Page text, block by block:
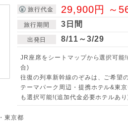
旅行代金 29,900円 ～
旅行期間 3日間
出発日 8/11～3/29
JR座席をシートマップから選択可
合)
往復の列車新幹線のぞみは、ご希望
テーマパーク周辺・提携ホテル&東
も選択可能!(追加代金必要ホテルあ
東京都